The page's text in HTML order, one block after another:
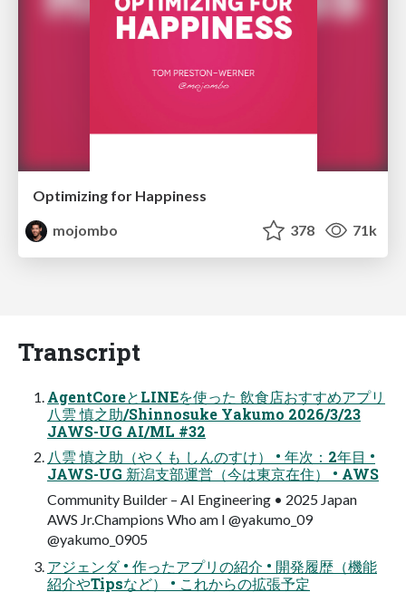
Optimizing for Happiness
mojombo
378 71k
Transcript
AgentCoreとLINEを使った 飲食店おすすめアプリ
八雲 慎之助/Shinnosuke Yakumo 2026/3/23
JAWS-UG AI/ML #32
八雲 慎之助（やくも しんのすけ） • 年次：2年目 •
JAWS-UG 新潟支部運営（今は東京在住） • AWS
Community Builder – AI Engineering • 2025 Japan
AWS Jr.Champions Who am I @yakumo_09
@yakumo_0905
アジェンダ • 作ったアプリの紹介 • 開発履歴（機能
紹介やTipsなど） • これからの拡張予定